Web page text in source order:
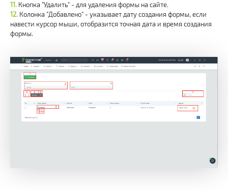
Кнопка "Удалить" - для удаления формы на сайте.
Колонка "Добавлено" - указывает дату создания формы, если
навести курсор мыши, отобразится точная дата и время создания
формы.